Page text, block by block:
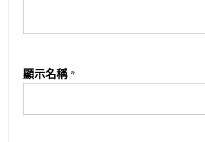
顯示名稱 *